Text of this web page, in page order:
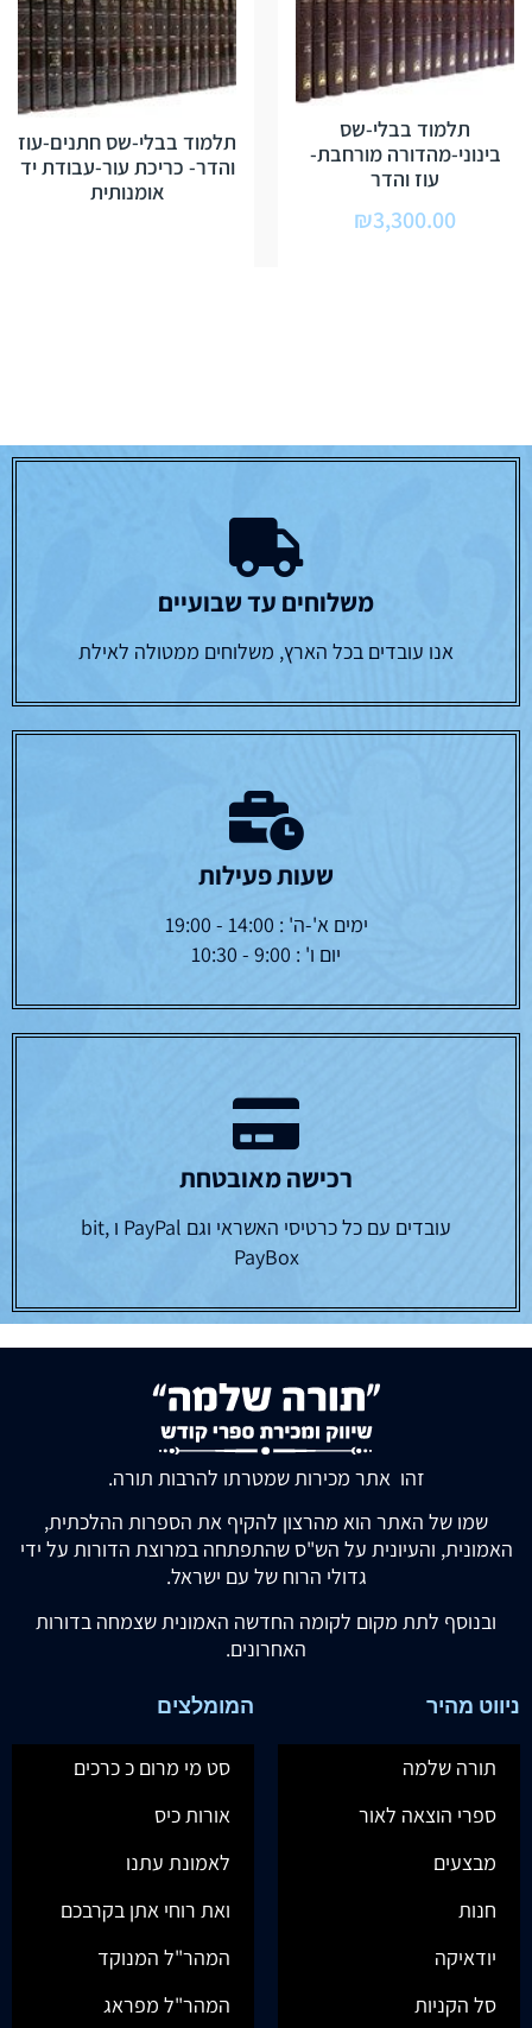
תלמוד בבלי-שס
בינוני-מהדורה מורחבת-
עוז והדר
₪3,300.00
תלמוד בבלי-שס חתנים-עוז
והדר- כריכת עור-עבודת יד
אומנותית
משלוחים עד שבועיים
אנו עובדים בכל הארץ, משלוחים ממטולה לאילת
שעות פעילות
ימים א'-ה' : 14:00 - 19:00
יום ו' : 9:00 - 10:30
רכישה מאובטחת
עובדים עם כל כרטיסי האשראי וגם PayPal ו bit,
PayBox
זהו אתר מכירות שמטרתו להרבות תורה.
שמו של האתר הוא מהרצון להקיף את הספרות ההלכתית,
האמונית, והעיונית על הש"ס שהתפתחה במרוצת הדורות על ידי
גדולי הרוח של עם ישראל.
ובנוסף לתת מקום לקומה החדשה האמונית שצמחה בדורות
האחרונים.
ניווט מהיר
תורה שלמה
ספרי הוצאה לאור
מבצעים
חנות
יודאיקה
סל הקניות
המומלצים
סט מי מרום כ כרכים
אורות כיס
לאמונת עתנו
ואת רוחי אתן בקרבכם
המהר"ל המנוקד
המהר"ל מפראג